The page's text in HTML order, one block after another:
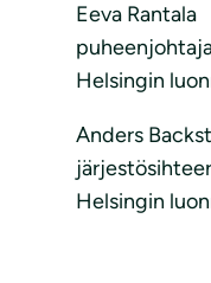
Eeva Rantala
Helsingin
Anders
Helsingin